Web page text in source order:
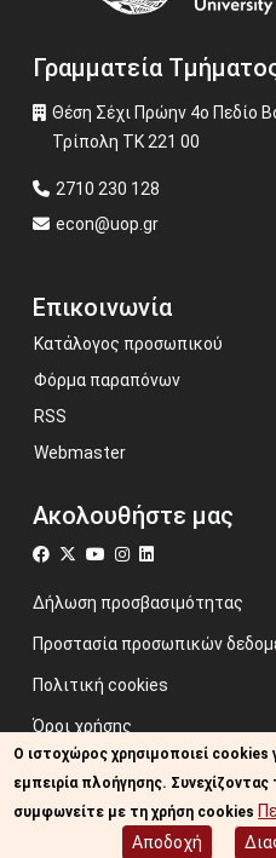
Γραμματεία
Θέση Σέχι Πρώην 4ο Πεδίο
Τρίπολη ΤΚ 221 00
2710 230 128
econ@uop.gr
Επικοινωνία
Κατάλογος προσωπικού
Φόρμα παραπόνων
RSS
Webmaster
Ακολουθήστε μας
Δήλωση προσβασιμότητας
Προστασία προσωπικών
Πολιτική cookies
Όροι χρήσης
Προηγούμενος ιστότοπος
Image credits: Some designed by
Ο ιστοχώρος χρησιμοποιεί cookies
εμπειρία πλοήγησης.
συμφωνείτε με τη χρήση cookies
Αποδοχή